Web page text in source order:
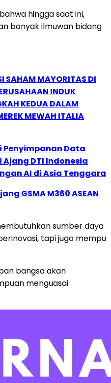
hingga saat ini,
banyak ilmuwan bidang
SAHAM MAYORITAS DI
INDUK
KEDUA DALAM
MEWAH ITALIA
Penyimpanan Data
DTI Indonesia
AI di Asia Tenggara
GSMA M360 ASEAN
sumber daya
tapi juga mempu
bangsa akan
menguasai